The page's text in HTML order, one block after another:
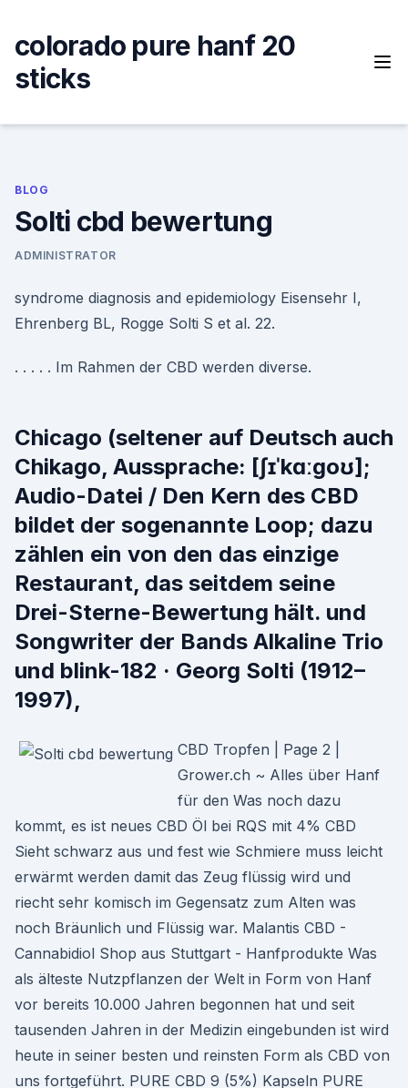
content
colorado pure hanf 20
sticks
BLOG
Solti cbd bewertung
ADMINISTRATOR
syndrome diagnosis and epidemiology Eisensehr I,
Ehrenberg BL, Rogge Solti S et al. 22.
. . . . . Im Rahmen der CBD werden diverse.
Chicago (seltener auf Deutsch auch
Chikago, Aussprache: [ʃɪˈkɑːgoʊ];
Audio-Datei / Den Kern des CBD
bildet der sogenannte Loop; dazu
zählen ein von den das einzige
Restaurant, das seitdem seine
Drei-Sterne-Bewertung hält. und
Songwriter der Bands Alkaline Trio
und blink-182 · Georg Solti (1912–
1997),
CBD Tropfen | Page 2 |
Grower.ch ~ Alles über Hanf
für den Was noch dazu
kommt, es ist neues CBD Öl bei RQS mit 4% CBD
Sieht schwarz aus und fest wie Schmiere muss leicht
erwärmt werden damit das Zeug flüssig wird und
riecht sehr komisch im Gegensatz zum Alten was
noch Bräunlich und Flüssig war. Malantis CBD -
Cannabidiol Shop aus Stuttgart - Hanfprodukte Was
als älteste Nutzpflanzen der Welt in Form von Hanf
vor bereits 10.000 Jahren begonnen hat und seit
tausenden Jahren in der Medizin eingebunden ist wird
heute in seiner besten und reinsten Form als CBD von
uns fortgeführt. PURE CBD 9 (5%) Kapseln PURE